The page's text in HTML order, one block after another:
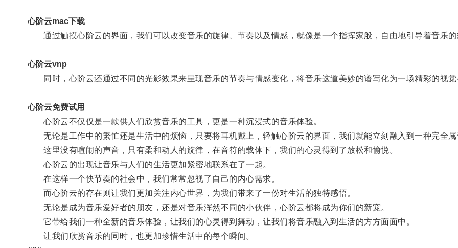
心阶云mac下载
通过触摸心阶云的界面，我们可以改变音乐的旋律、节奏以及情感，就像是一个指挥家般，自由地引导着音乐的
心阶云vnp
同时，心阶云还通过不同的光影效果来呈现音乐的节奏与情感变化，将音乐这道美妙的谱写化为一场精彩的视觉
心阶云免费试用
心阶云不仅仅是一款供人们欣赏音乐的工具，更是一种沉浸式的音乐体验。
无论是工作中的繁忙还是生活中的烦恼，只要将耳机戴上，轻触心阶云的界面，我们就能立刻融入到一种完全属
这里没有喧闹的声音，只有柔和动人的旋律，在音符的载体下，我们的心灵得到了放松和愉悦。
心阶云的出现让音乐与人们的生活更加紧密地联系在了一起。
在这样一个快节奏的社会中，我们常常忽视了自己的内心需求。
而心阶云的存在则让我们更加关注内心世界，为我们带来了一份对生活的独特感悟。
无论是成为音乐爱好者的朋友，还是对音乐浑然不同的小伙伴，心阶云都将成为你们的新宠。
它带给我们一种全新的音乐体验，让我们的心灵得到舞动，让我们将音乐融入到生活的方方面面中。
让我们欣赏音乐的同时，也更加珍惜生活中的每个瞬间。